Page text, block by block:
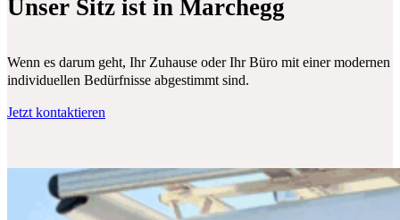
Unser Sitz ist in Marchegg
Wenn es darum geht, Ihr Zuhause oder Ihr Büro mit einer
individuellen Bedürfnisse abgestimmt sind.
Jetzt kontaktieren